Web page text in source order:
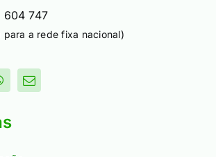
604 747
para a rede fixa nacional)